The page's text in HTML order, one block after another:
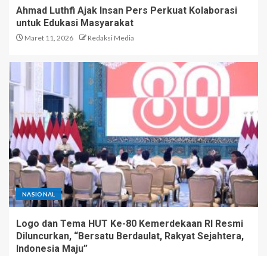
Ahmad Luthfi Ajak Insan Pers Perkuat Kolaborasi
untuk Edukasi Masyarakat
Maret 11, 2026 Redaksi Media
NASIONAL
Logo dan Tema HUT Ke-80 Kemerdekaan RI Resmi
Diluncurkan, “Bersatu Berdaulat, Rakyat Sejahtera,
Indonesia Maju”